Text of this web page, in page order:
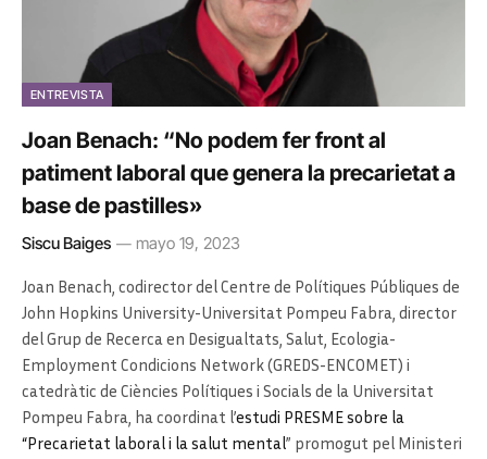
ENTREVISTA
Joan Benach: “No podem fer front al
patiment laboral que genera la precarietat a
base de pastilles»
Siscu Baiges mayo 19, 2023
Joan Benach, codirector del Centre de Polítiques Públiques de
John Hopkins University-Universitat Pompeu Fabra, director
del Grup de Recerca en Desigualtats, Salut, Ecologia-
Employment Condicions Network (GREDS-ENCOMET) i
catedràtic de Ciències Polítiques i Socials de la Universitat
Pompeu Fabra, ha coordinat l’estudi PRESME sobre la
“Precarietat laboral i la salut mental” promogut pel Ministeri